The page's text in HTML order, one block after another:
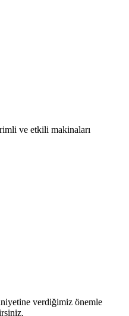
ve etkili makinaları
verdiğimiz önemle